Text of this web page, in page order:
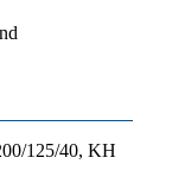
125/40, KH